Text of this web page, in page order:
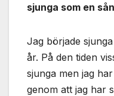
sjunga som en
Jag började
år. På den tiden
sjunga men jag
genom att jag har